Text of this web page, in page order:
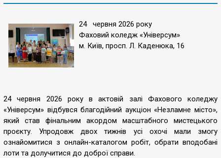
24 червня 2026 року
Фаховий коледж «Універсум»
м. Київ, просп. Л. Каденюка, 16
24 червня 2026 року в актовій залі Фахового коледжу
«Універсум» відбувся благодійний аукціон «Незламне місто»,
який став фінальним акордом масштабного мистецького
проєкту. Упродовж двох тижнів усі охочі мали змогу
ознайомитися з онлайн-каталогом робіт, обрати вподобані
лоти та долучитися до доброї справи.